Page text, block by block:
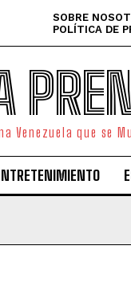
SOBRE
POLÍTICA DE
Venezuela que se